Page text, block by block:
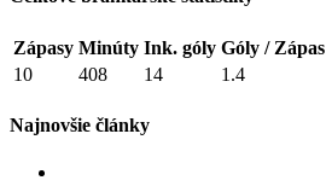
Zápasy Minúty Ink. góly Góly / Zápas
10
408 14 1.4
Najnovšie články